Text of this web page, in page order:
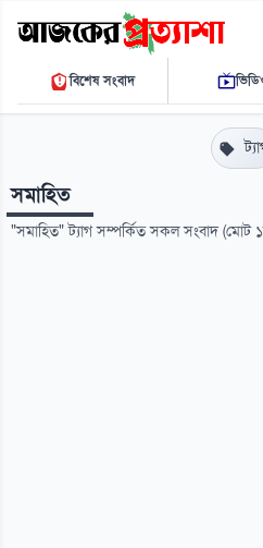
শনিবার, ০৮ আগস্ট ২০২৬
০৯ ১০ ০৭ এ.এম.THE DAILY
বিশেষ সংবাদ
সমাহিত
"সমাহিত" ট্যাগ সম্পর্কিত সকল সংবাদ (মোট